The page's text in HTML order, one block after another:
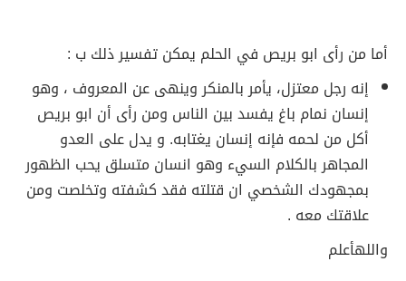
أما من رأى ابو بريص في الحلم يمكن تفسير ذلك ب :
إنه رجل معتزل، يأمر بالمنكر وينهى عن المعروف ، وهو
إنسان نمام باغ يفسد بين الناس ومن رأى أن ابو بريص
أكل من لحمه فإنه إنسان يغتابه. و يدل على العدو
المجاهر بالكلام السيء وهو انسان متسلق يحب الظهور
بمجهودك الشخصي ان قتلته فقد كشفته وتخلصت ومن
علاقتك معه .
واللهأعلم